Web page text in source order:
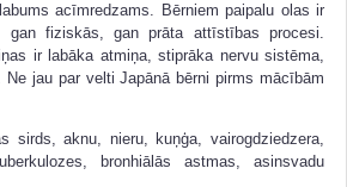
acīmredzams. Bērniem paipalu olas ir
fiziskās, gan prāta attīstības procesi.
ir labāka atmiņa, stiprāka nervu sistēma,
jau par velti Japānā bērni pirms mācībām
sirds, aknu, nieru, kuņģa, vairogdziedzera,
bronhiālās astmas, asinsvadu